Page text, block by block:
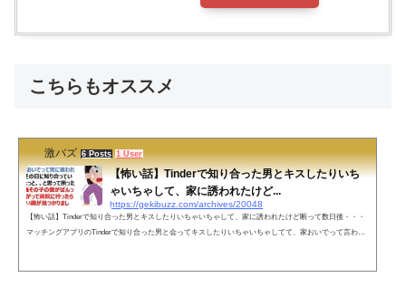
こちらもオススメ
激バズ 6 Posts 1 User
【怖い話】Tinderで知り合った男とキスしたりいち
ゃいちゃして、家に誘われたけど...
https://gekibuzz.com/archives/20048
【怖い話】Tinderで知り合った男とキスしたりいちゃいちゃして、家に誘われたけど断って数日後・・・
マッチングアプリのTinderで知り合った男と会ってキスしたりいちゃいちゃしてて、家おいでって言われ